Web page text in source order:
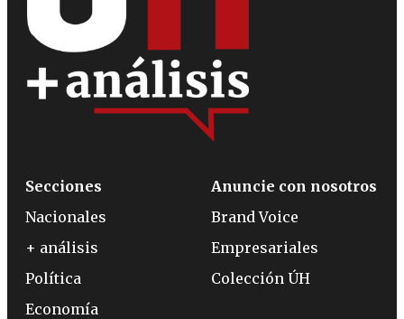
Secciones
Nacionales
+ análisis
Política
Economía
Anuncie con nosotros
Brand Voice
Empresariales
Colección ÚH